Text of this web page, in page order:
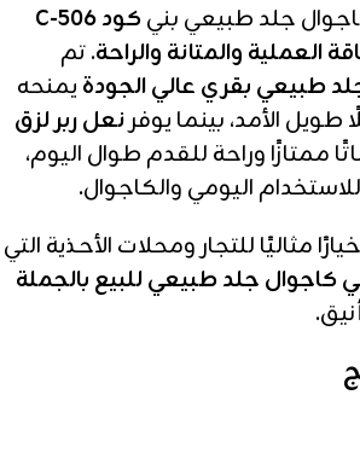
جلد طبيعي بنيكود C-506
العملية والمتانة والراحة. تم
طبيعي بقري عالي الجودةيمنحه
الأمد، بينما يوفرنعل ربر لزق
ممتازًا وراحة للقدم طوال اليوم،
اليومي والكاجوال.
مثاليًا للتجار ومحلات الأحذية التي
كاجوال جلد طبيعي للبيع بالجملة